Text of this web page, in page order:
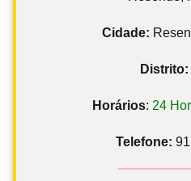
Cidade:
Distrito:
Horários: 24
Telefone: